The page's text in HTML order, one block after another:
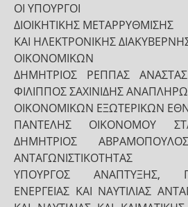
ΟΙ ΥΠΟΥΡΓΟΙ
ΔΙΟΙΚΗΤΙΚΗΣ ΜΕΤΑΡΡΥΘΜΙΣΗΣ
ΚΑΙ ΗΛΕΚΤΡΟΝΙΚΗΣ
ΟΙΚΟΝΟΜΙΚΩΝ
ΔΗΜΗΤΡΙΟΣ ΡΕΠΠΑΣ
ΦΙΛΙΠΠΟΣ ΣΑΧΙΝΙΔΗΣ
ΟΙΚΟΝΟΜΙΚΩΝ ΕΞΩΤΕΡΙΚΩΝ
ΠΑΝΤΕΛΗΣ ΟΙΚΟΝΟΜΟΥ
ΔΗΜΗΤΡΙΟΣ
ΑΝΤΑΓΩΝΙΣΤΙΚΟΤΗΤΑΣ
ΥΠΟΥΡΓΟΣ ΑΝΑΠΤΥΞΗΣ,
ΕΝΕΡΓΕΙΑΣ ΚΑΙ ΝΑΥΤΙΛΙΑΣ